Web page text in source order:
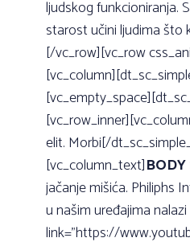
ljudskog funkcioniranja.
starost učini ljudima što
[/vc_row][vc_row
elit. Morbi[/
[vc_column_text]
jačanje mišića. Philiphs
u našim uređajima
link=”https://